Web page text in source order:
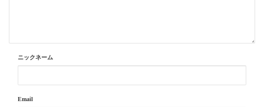
ニックネーム
Email